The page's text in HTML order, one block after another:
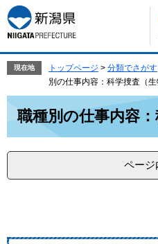
ー
ジ
の
で
す。
ニ
ュ
ー
ば
本
文
現在地 トップページ > 分類でさがす
別の仕事内容：科学捜査（生
職種別の仕事内容：
ページ